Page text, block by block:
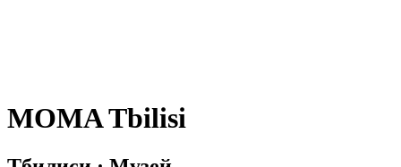
MOMA Tbilisi